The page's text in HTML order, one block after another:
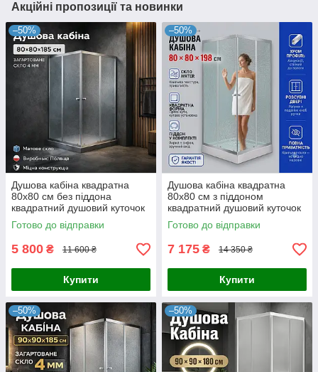
Акційні пропозиції та новинки
–50%
Душова кабіна квадратна
80x80 см без піддона
квадратний душовий куточок
Готово до відправки
5 800 ₴ 11 600 ₴
Купити
–50%
Душова кабіна квадратна
80x80 см з піддоном
квадратний душовий куточок
Готово до відправки
7 175 ₴ 14 350 ₴
Купити
–50% –50%